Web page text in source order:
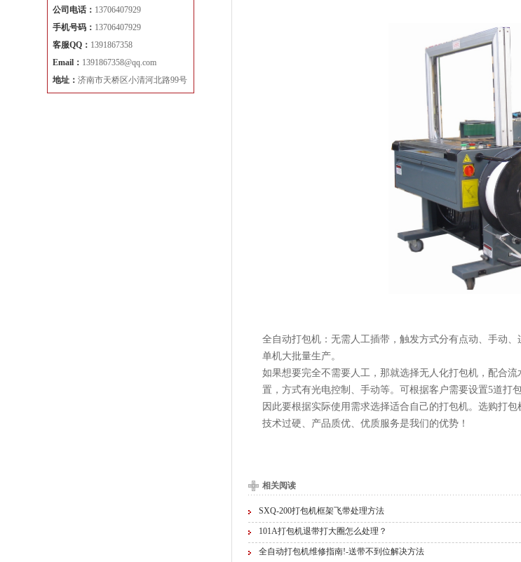
全自动打包机：无需人工插带，触发方式分有点动、手动
单机大批量生产。
如果想要完全不需要人工，那就选择无人化打包机，配合
置，方式有光电控制、手动等。可根据客户需要设置5道打
因此要根据实际使用需求选择适合自己的打包机。选购打
技术过硬、产品质优、优质服务是我们的优势！
相关阅读
SXQ-200打包机框架飞带处理方法
101A打包机退带打大圈怎么处理？
全自动打包机维修指南!-送带不到位解决方法
公司电话： 13706407929
手机号码： 13706407929
客服QQ： 1391867358
Email： 1391867358@qq.com
地址： 济南市天桥区小清河北路99号